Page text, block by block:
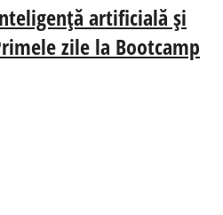
artificială și
zile la Bootcamp